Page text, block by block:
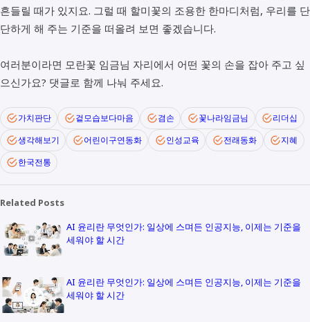
흔들릴 때가 있지요. 그럴 때 할미꽃의 조용한 한마디처럼, 우리를 단
단하게 해 주는 기준을 떠올려 보면 좋겠습니다.
여러분이라면 모란꽃 임금님 자리에서 어떤 꽃의 손을 잡아 주고 싶
으신가요? 댓글로 함께 나눠 주세요.
가치판단 겉모습보다마음 겸손 꽃나라임금님
리더십
생각해보기
어린이구연동화 인성교육 전래동화
지혜
한국전통
Related Posts
AI 윤리란 무엇인가: 일상에 스며든 인공지능, 이제는 기준을
세워야 할 시간
AI 윤리란 무엇인가: 일상에 스며든 인공지능, 이제는 기준을
세워야 할 시간